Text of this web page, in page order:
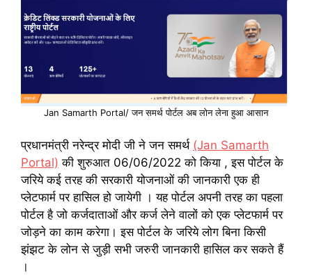
Jan Samarth Portal/ जन समर्थ पोर्टल अब लोन लेना हुआ आसान
प्रधानमंत्री नरेन्द्र मोदी जी ने जन समर्थ (Jan Samarth
Portal) की शुरुआत 06/06/2022 को किया , इस पोर्टल के
जरिये कई तरह की सरकारी योजनाओं की जानकारी एक ही
प्लेटफार्म पर हासिल हो जायेगी । यह पोर्टल अपनी तरह का पहला
पोर्टल है जो कर्जदाताओं और कर्ज लेने वालों को एक प्लेटफार्म पर
जोड़ने का काम करेगा। इस पोर्टल के जरिये लोग बिना किसी
झंझट के लोन से जुड़ी सभी जरुरी जानकारी हासिल कर सकते हैं
।